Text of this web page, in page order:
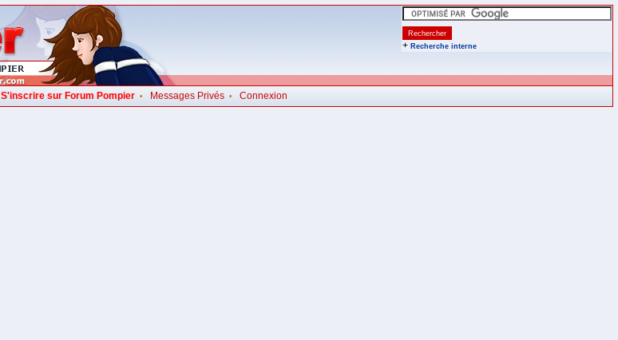
+ Recherche interne
S'inscrire sur Forum Pompier• Messages Privés• Connexion